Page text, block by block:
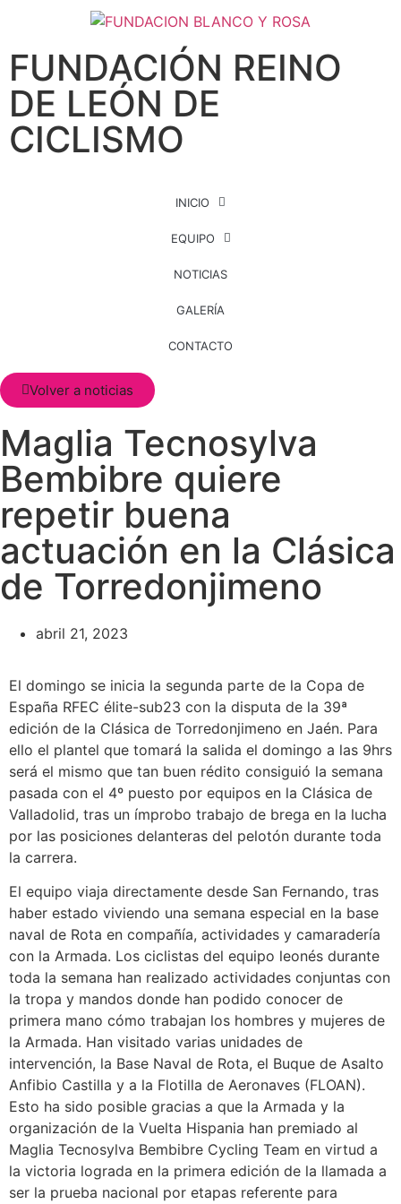
FUNDACIÓN REINO
DE LEÓN DE
CICLISMO
INICIO
EQUIPO
NOTICIAS
GALERÍA
CONTACTO
Volver a noticias
Maglia Tecnosylva
Bembibre quiere
repetir buena
actuación en la Clásica
de Torredonjimeno
abril 21, 2023
El domingo se inicia la segunda parte de la Copa de
España RFEC élite-sub23 con la disputa de la 39ª
edición de la Clásica de Torredonjimeno en Jaén. Para
ello el plantel que tomará la salida el domingo a las 9hrs
será el mismo que tan buen rédito consiguió la semana
pasada con el 4º puesto por equipos en la Clásica de
Valladolid, tras un ímprobo trabajo de brega en la lucha
por las posiciones delanteras del pelotón durante toda
la carrera.
El equipo viaja directamente desde San Fernando, tras
haber estado viviendo una semana especial en la base
naval de Rota en compañía, actividades y camaradería
con la Armada. Los ciclistas del equipo leonés durante
toda la semana han realizado actividades conjuntas con
la tropa y mandos donde han podido conocer de
primera mano cómo trabajan los hombres y mujeres de
la Armada. Han visitado varias unidades de
intervención, la Base Naval de Rota, el Buque de Asalto
Anfibio Castilla y a la Flotilla de Aeronaves (FLOAN).
Esto ha sido posible gracias a que la Armada y la
organización de la Vuelta Hispania han premiado al
Maglia Tecnosylva Bembibre Cycling Team en virtud a
la victoria lograda en la primera edición de la llamada a
ser la prueba nacional por etapas referente para